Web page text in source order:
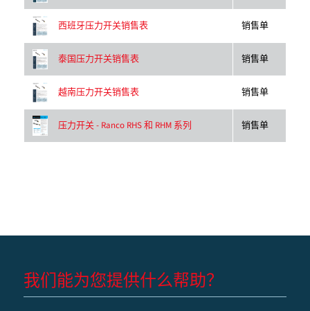
西班牙压力开关销售表 销售单
泰国压力开关销售表 销售单
越南压力开关销售表 销售单
压力开关 - Ranco RHS 和 RHM 系列 销售单
我们能为您提供什么帮助？